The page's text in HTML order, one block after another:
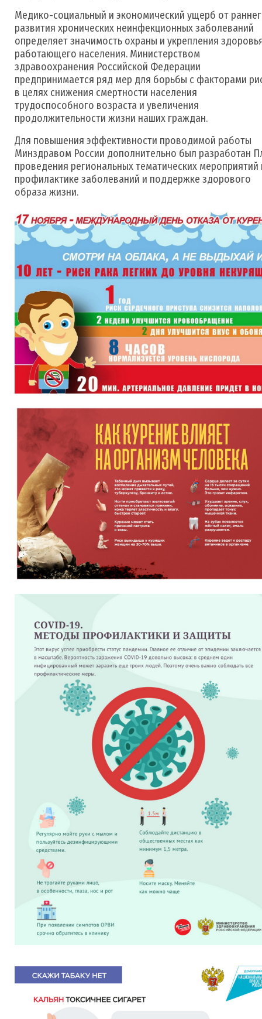
Медико-социальный и экономический ущерб от
развития хронических неинфекционных заболеваний
определяет значимость охраны и укрепления
работающего населения. Министерством
здравоохранения Российской Федерации
предпринимается ряд мер для борьбы с факторами
в целях снижения смертности населения
трудоспособного возраста и увеличения
продолжительности жизни наших граждан.
Для повышения эффективности проводимой работы
Минздравом России дополнительно был разработан
проведения региональных тематических мероприятий
профилактике заболеваний и поддержке здорового
образа жизни.